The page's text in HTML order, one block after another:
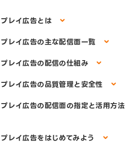
レイ広告とは
レイ広告の主な配信面一覧
レイ広告の配信の仕組み
レイ広告の品質管理と安全性
レイ広告の配信面の指定と活用方法
レイ広告をはじめてみよう